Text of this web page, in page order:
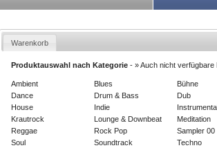
Warenkorb
Produktauswahl nach Kategorie -» Auch nicht verfügbare
Ambient Blues Bühne
Dance
Drum & Bass Dub
House
Indie Instrumental
Krautrock
Lounge & Downbeat Meditation
Reggae
Rock Pop Sampler 00
Soul
Soundtrack Techno